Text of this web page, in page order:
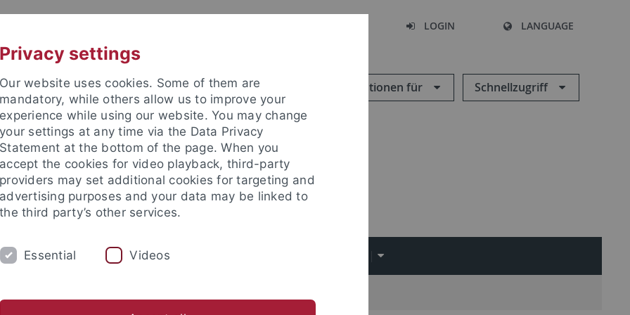
LOGIN LANGUAGE
Informationen für Schnellzugriff
Institut
LEHRE FORSCHUNG
Privacy settings
Our website uses cookies. Some of them are
mandatory, while others allow us to improve your
experience while using our website. You may change
your settings at any time via the Data Privacy
Statement at the bottom of the page. When you
accept the cookies for video playback, third-party
providers may set additional cookies for targeting and
advertising purposes and your data may be linked to
the third party’s other services.
Essential Videos